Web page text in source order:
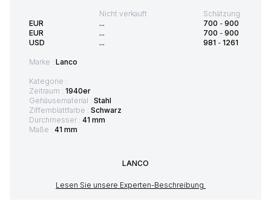
EUR
EUR
USD
Nicht verkauft
...
...
...
Schätzung:
700 - 900
700 - 900
981 - 1261
Marke : Lanco
Kategorie :
Zeitraum : 1940er
Gehäusematerial : Stahl
Ziffernblattfarbe : Schwarz
Durchmesser : 41 mm
Maße : 41 mm
LANCO
Lesen Sie unsere Experten-Beschreibung